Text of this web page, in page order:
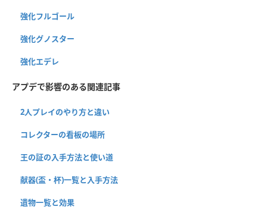
強化フルゴール
強化グノスター
強化エデレ
アプデで影響のある関連記事
2人プレイのやり方と違い
コレクターの看板の場所
王の証の入手方法と使い道
献器(盃・杯)一覧と入手方法
遺物一覧と効果